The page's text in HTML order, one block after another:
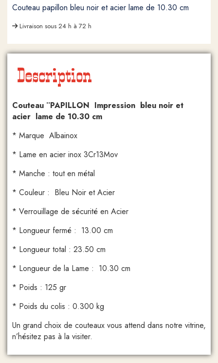
Couteau papillon bleu noir et acier lame de 10.30 cm
Livraison sous 24 h à 72 h
Description
Couteau ¨PAPILLON Impression bleu noir et
acier lame de 10.30 cm
* Marque Albainox
* Lame en acier inox 3Cr13Mov
* Manche : tout en métal
* Couleur : Bleu Noir et Acier
* Verrouillage de sécurité en Acier
* Longueur fermé : 13.00 cm
* Longueur total : 23.50 cm
* Longueur de la Lame : 10.30 cm
* Poids : 125 gr
* Poids du colis : 0.300 kg
Un grand choix de couteaux vous attend dans notre vitrine,
n’hésitez pas à la visiter.